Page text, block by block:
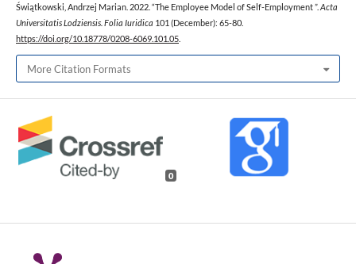
Świątkowski, Andrzej Marian. 2022. “The Employee Model of Self-Employment ”. Acta
Universitatis Lodziensis. Folia Iuridica 101 (December): 65-80.
https://doi.org/10.18778/0208-6069.101.05
More Citation Formats
0